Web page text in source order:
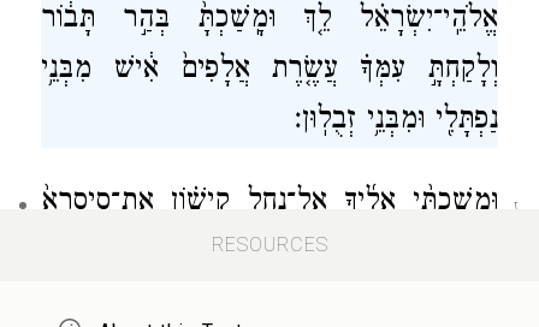
אֱלֹהֵֽי־יִשְׂרָאֵ֗ל לֵ֤ךְ וּמָֽשַׁכְתָּ֙ בְּהַ֣ר תָּב֔וֹר
וְלָקַחְתָּ֣ עִמְּךָ֗ עֲשֶׂ֤רֶת אֲלָפִים֙ אִ֔ישׁ מִבְּנֵ֥י
נַפְתָּלִ֖י וּמִבְּנֵ֥י זְבֻלֽוּן׃
ז
וּמָשַׁכְתִּ֨י אֵלֶ֜יךָ אֶל־נַ֣חַל קִישׁ֗וֹן אֶת־סִֽיסְרָא֙
שַׂר־צְבָ֣א יָבִ֔ין וְאֶת־רִכְבּ֖וֹ וְאֶת־הֲמוֹנ֑וֹ
RESOURCES